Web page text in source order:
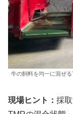
牛の飼料を均一に混ぜ
現場ヒント： 採